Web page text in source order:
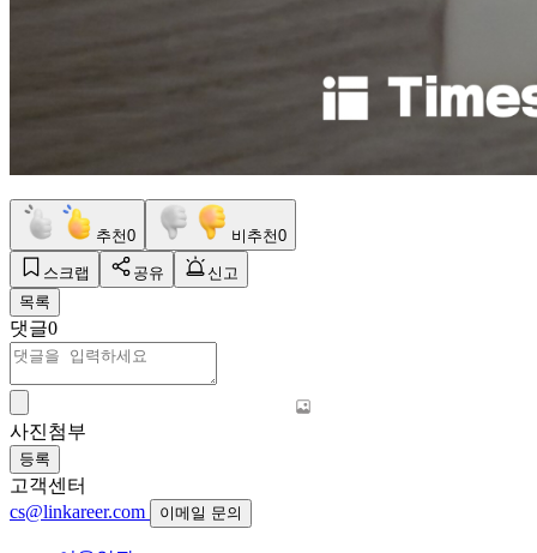
추천0 비추천0
스크랩 공유
신고
목록
댓글0
사진첨부
등록
고객센터
cs@linkareer.com
이메일 문의